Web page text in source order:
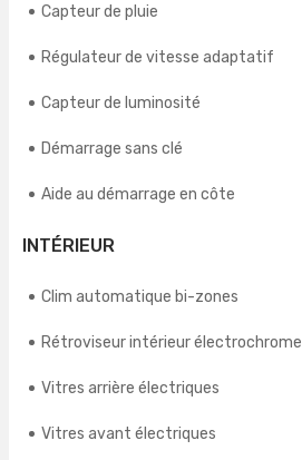
Capteur de pluie
Régulateur de vitesse adaptatif
Capteur de luminosité
Démarrage sans clé
Aide au démarrage en côte
INTÉRIEUR
Clim automatique bi-zones
Rétroviseur intérieur électrochrome
Vitres arrière électriques
Vitres avant électriques